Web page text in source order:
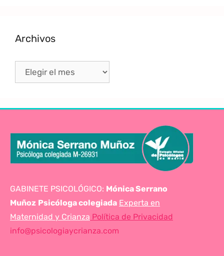
Archivos
GABINETE PSICOLÓGICO: Mónica Serrano
Muñoz Psicóloga colegiada Experta en
Maternidad y Crianza Política de Privacidad
info@psicologiaycrianza.com